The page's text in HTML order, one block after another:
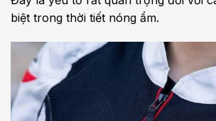
biệt trong thời tiết nóng ẩm.